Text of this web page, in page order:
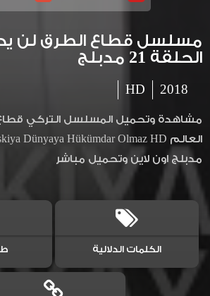
مسلسل قطاع الطرق لن
الحلقة 21 مدبلج
2018
HD
مشاهدة وتحميل المسلسل التركي
مدبلج اون لاين وتحميل مباشر
الكلمات الدلالية